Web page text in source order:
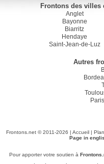
Frontons des villes
Anglet
Bayonne
Biarritz
Hendaye
Saint-Jean-de-Luz
Autres
Frontons.net © 2011-2026 | Accueil|
Page in
Pour apporter votre soutien à